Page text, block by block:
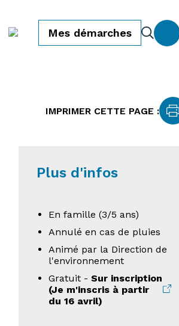
Mes démarches
IMPRIMER CETTE PAGE :
Plus d'infos
En famille (3/5 ans)
Annulé en cas de pluies
Animé par la Direction de
l'environnement
Gratuit -Sur inscription
(Je m'inscris à partir
du 16 avril)